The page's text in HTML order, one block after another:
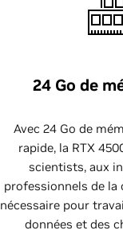
24 Go de
Avec 24 Go de
rapide, la RTX
scientists, aux
professionnels de
nécessaire pour
données et des